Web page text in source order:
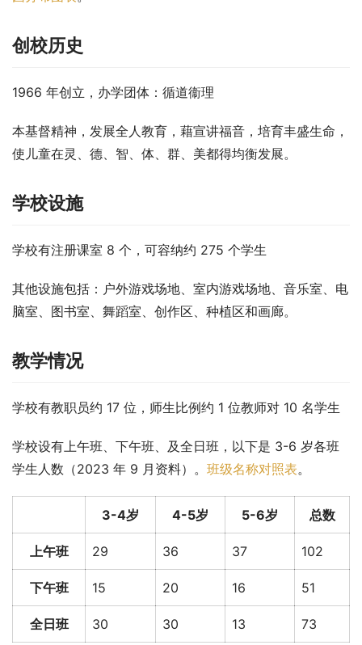
创校历史
1966 年创立，办学团体：循道衞理
本基督精神，发展全人教育，藉宣讲福音，培育丰盛生命，
使儿童在灵、德、智、体、群、美都得均衡发展。
学校设施
学校有注册课室 8 个，可容纳约 275 个学生
其他设施包括：户外游戏场地、室内游戏场地、音乐室、电
脑室、图书室、舞蹈室、创作区、种植区和画廊。
教学情况
学校有教职员约 17 位，师生比例约 1 位教师对 10 名学生
学校设有上午班、下午班、及全日班，以下是 3-6 岁各班
学生人数（2023 年 9 月资料）。 班级名称对照表。
3-4岁 4-5岁 5-6岁 总数
上午班 29 36 37 102
下午班 15 20 16 51
全日班 30 30 13 73